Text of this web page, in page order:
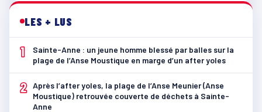
LES + LUS
1
Sainte-Anne : un jeune homme blessé par balles sur la
plage de l’Anse Moustique en marge d’un after yoles
2 Après l’after yoles, la plage de l’Anse Meunier (Anse
Moustique) retrouvée couverte de déchets à Sainte-
Anne